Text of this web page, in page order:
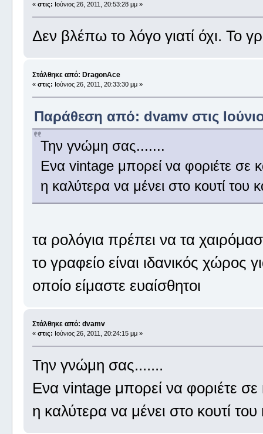
« στις: Ιούνιος 26, 2011, 20:53:28 μμ »
Δεν βλέπω το λόγο γιατί όχι. Το
Στάλθηκε από: DragonAce
« στις: Ιούνιος 26, 2011, 20:33:30 μμ »
Παράθεση από: dvamv στις
Την γνώμη σας.......
Ενα vintage μπορεί να φοριέτε σε
η καλύτερα να μένει στο κουτί του
τα ρολόγια πρέπει να τα
το γραφείο είναι ιδανικός χώρος
οποίο είμαστε ευαίσθητοι
Στάλθηκε από: dvamv
« στις: Ιούνιος 26, 2011, 20:24:15 μμ »
Την γνώμη σας.......
Ενα vintage μπορεί να φοριέτε
η καλύτερα να μένει στο κουτί